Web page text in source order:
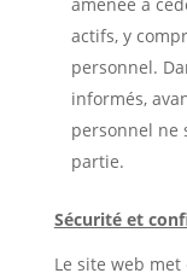
actifs, y
personnel.
informés,
personnel ne
partie.
Sécurité et
Le site web